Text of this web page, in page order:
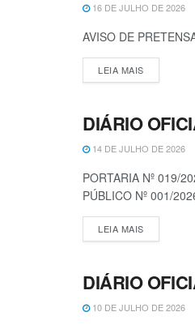
16 DE JULHO DE 2026
AVISO DE
LEIA MAIS
DIÁRIO OFICIAL
DIÁRIO
14 DE JULHO DE 2026
PORTARIA Nº 019/
PÚBLICO Nº 001/
LEIA MAIS
DECRETOS
DIÁRIO
10 DE JULHO DE 2026